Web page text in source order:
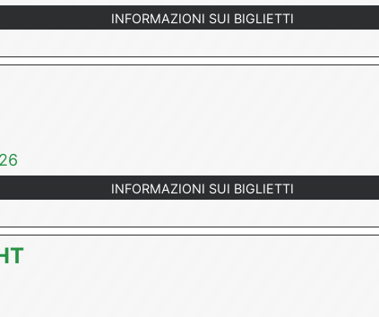
INFORMAZIONI SUI BIGLIETTI
INFORMAZIONI SUI BIGLIETTI